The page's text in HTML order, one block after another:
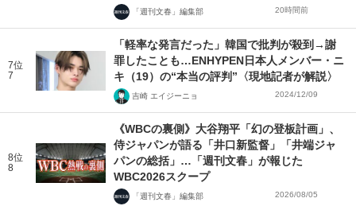
「週刊文春」編集部 20時間前
7位
7
「軽率な発言だった」韓国で批判が殺到→謝
罪したことも…ENHYPEN日本人メンバー・ニ
キ（19）の“本当の評判”〈現地記者が解説〉
吉崎 エイジーニョ 2024/12/09
8位
8
《WBCの裏側》大谷翔平「幻の登板計画」、
侍ジャパンが語る「井口新監督」「井端ジャ
パンの総括」…「週刊文春」が報じた
WBC2026スクープ
「週刊文春」編集部 2026/08/05